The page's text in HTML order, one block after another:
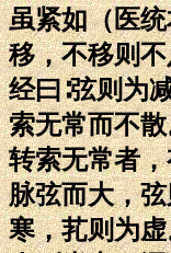
虽紧如（医
移，不移则
经曰∶弦则为
索无常而不
转索无常者
脉弦而大，
寒，芤则为